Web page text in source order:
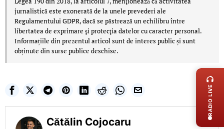
jurnalistică este exonerată de la unele prevederi ale
Regulamentului GDPR, dacă se păstrează un echilibru între
libertatea de exprimare şi protecţia datelor cu caracter personal.
Informațiile din prezentul articol sunt de interes public și sunt
obținute din surse publice deschise.
Cătălin Cojocaru
RADIO LIVE